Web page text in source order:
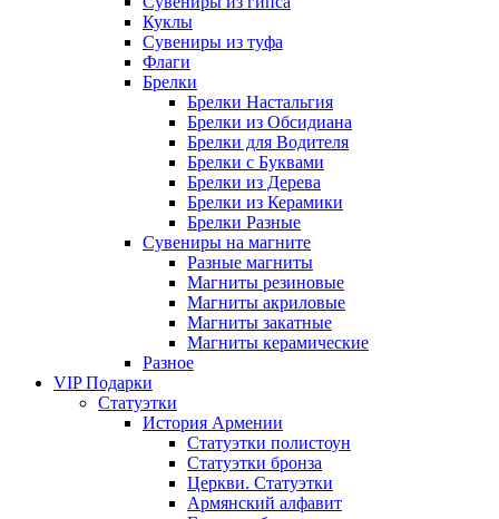
Куклы
Сувениры из туфа
Флаги
Брелки
Брелки Настальгия
Брелки из Обсидиана
Брелки для Водителя
Брелки с Буквами
Брелки из Дерева
Брелки из Керамики
Брелки Разные
Сувениры на магните
Разные магниты
Магниты резиновые
Магниты акриловые
Магниты закатные
Магниты керамические
Разное
VIP Подарки
Статуэтки
История Армении
Статуэтки полистоун
Статуэтки бронза
Церкви. Статуэтки
Армянский алфавит